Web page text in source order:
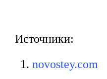
Источники:
novostey.com